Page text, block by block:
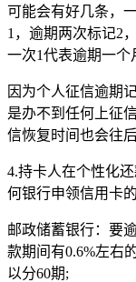
可能会有好几条，
1，逾期两次标记2
一次1代表逾期一个
因为个人征信逾期
是办不到任何上征
信恢复时间也会往
4.持卡人在个性化
何银行申领信用卡
邮政储蓄银行：要
款期间有0.6%左右
以分60期;